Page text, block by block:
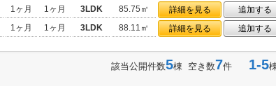
1ヶ月 1ヶ月 3LDK 85.75㎡ 詳細を見る
追加する
1ヶ月 1ヶ月 3LDK 88.11㎡ 詳細を見る 追加する
該当公開件数5棟 空き数7件 1-5